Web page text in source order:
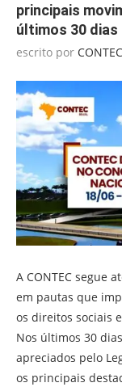
principais
últimos 30 dias
escrito por CONTEC
A CONTEC segue
em pautas que
os direitos sociais
Nos últimos 30
apreciados pelo
os principais